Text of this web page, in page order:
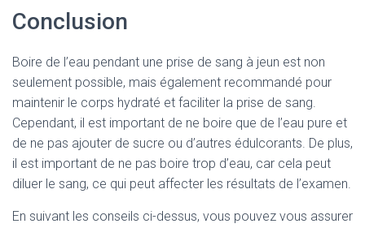
Conclusion
Boire de l’eau pendant une prise de sang à jeun est non
seulement possible, mais également recommandé pour
maintenir le corps hydraté et faciliter la prise de sang.
Cependant, il est important de ne boire que de l’eau pure et
de ne pas ajouter de sucre ou d’autres édulcorants. De plus,
il est important de ne pas boire trop d’eau, car cela peut
diluer le sang, ce qui peut affecter les résultats de l’examen.
En suivant les conseils ci-dessus, vous pouvez vous assurer